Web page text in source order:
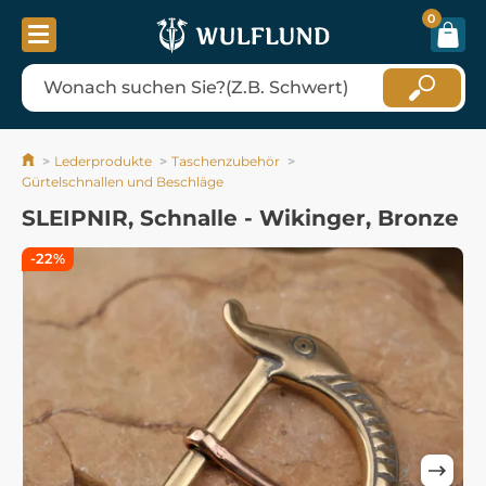
0
Lederprodukte
Taschenzubehör
Gürtelschnallen und Beschläge
SLEIPNIR, Schnalle - Wikinger, Bronze
-22%